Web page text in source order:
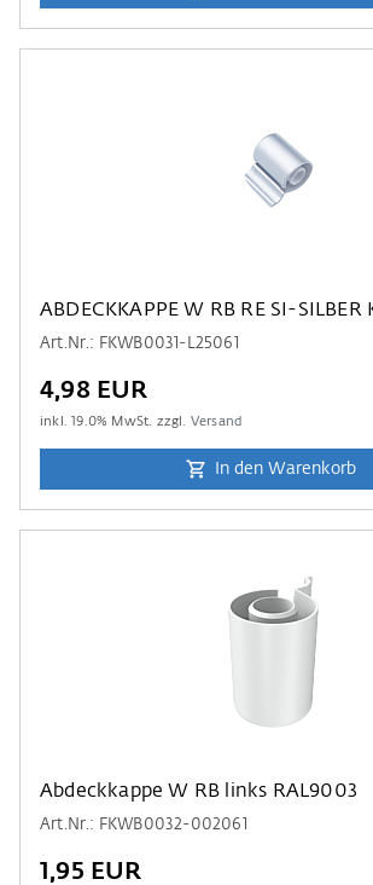
ABDECKKAPPE W RB RE SI-SILBER
Art.Nr.: FKWB0031-L25061
4,98 EUR
inkl.19.0% MwSt. zzgl. Versand
In den Warenkorb
Abdeckkappe W RB links RAL9003
Art.Nr.: FKWB0032-002061
1,95 EUR